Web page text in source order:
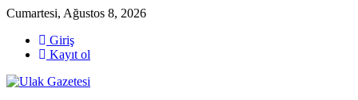
Cumartesi, Ağustos 8, 2026
Giriş
Kayıt ol